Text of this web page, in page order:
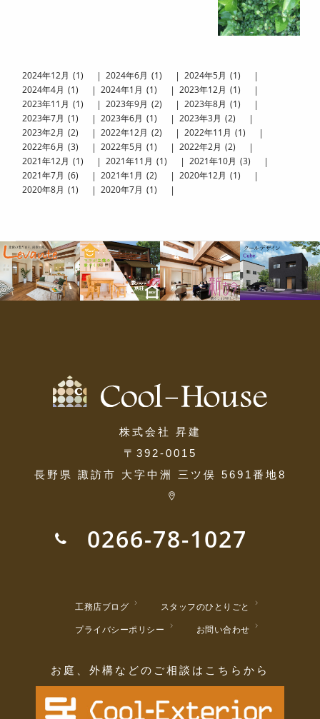
2024 12 1 2024 6 1 2024 5
1
2024
4 1 2024 1 1 2023 12
1
2023
11 1 2023 9 2 2023 8
1
2023
7 1 2023 6 1 2023 3
2
2023
2 2 2022 12 2 2022 11
1
2022
6 3 2022 5 1 2022 2
2
2021
12 1 2021 11 1 2021 10
3
2021
7 6 2021 1 2 2020 12
1
2020
8 1 2020 7 1
株式会社 昇建
〒392-0015
長野県 諏訪市 大字中洲 三ツ俣 5691番地8
0266-78-1027
工務店ブログ
スタッフのひとりごと
プライバシーポリシー
お問い合わせ
お庭、外構などのご相談はこちらから